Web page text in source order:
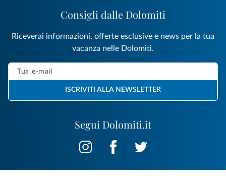
Segui Dolomiti.it
Consigli dalle Dolomiti
Riceverai informazioni, offerte esclusive e news per la tua
vacanza nelle Dolomiti.
ISCRIVITI ALLA NEWSLETTER